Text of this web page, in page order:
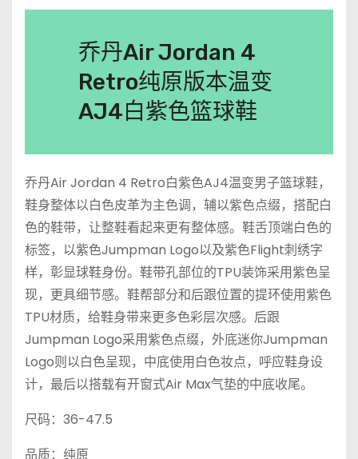
乔丹Air Jordan 4
Retro纯原版本温变
AJ4白紫色篮球鞋
乔丹Air Jordan 4 Retro白紫色AJ4温变男子篮球鞋，
鞋身整体以白色皮革为主色调，辅以紫色点缀，搭配白
色的鞋带，让整鞋看起来更有整体感。鞋舌顶端白色的
标签，以紫色Jumpman Logo以及紫色Flight刺绣字
样，彰显球鞋身份。鞋带孔部位的TPU装饰采用紫色呈
现，更具细节感。鞋帮部分和后跟位置的提环使用紫色
TPU材质，给鞋身带来更多色彩层次感。后跟
Jumpman Logo采用紫色点缀，外底迷你Jumpman
Logo则以白色呈现，中底使用白色妆点，呼应鞋身设
计，最后以搭载有开窗式Air Max气垫的中底收尾。
尺码：36-47.5
品质：纯原